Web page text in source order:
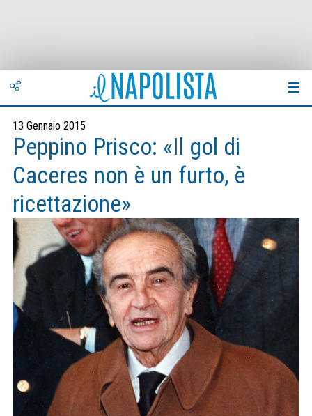
13 Gennaio 2015
Peppino Prisco: «Il gol di
Caceres non è un furto, è
ricettazione»